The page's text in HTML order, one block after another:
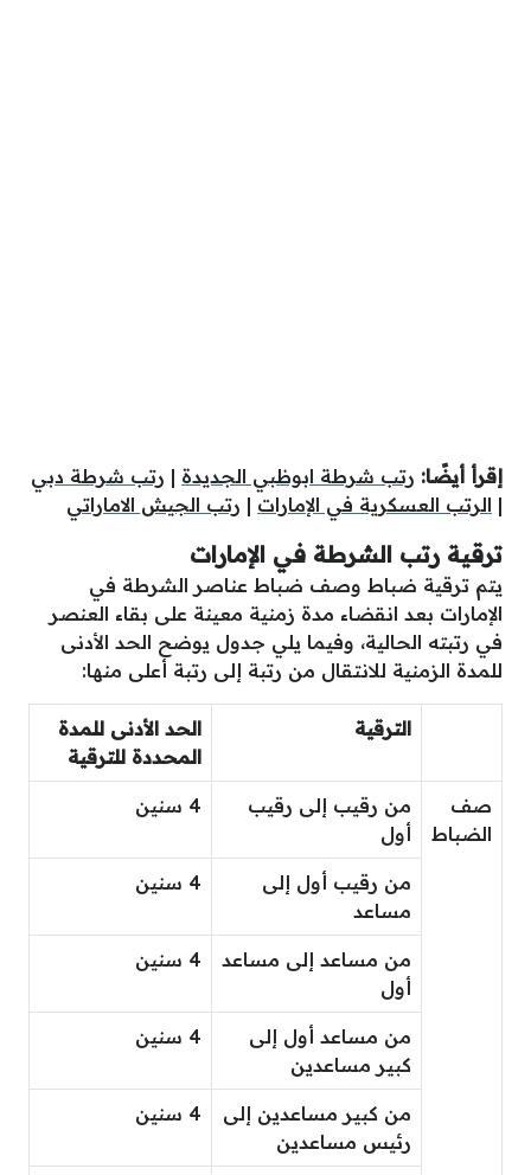
إقرأ أيضًا: رتب شرطة ابوظبي الجديدة | رتب شرطة دبي
| الرتب العسكرية في الإمارات | رتب الجيش الاماراتي
ترقية رتب الشرطة في الإمارات
يتم ترقية ضباط وصف ضباط عناصر الشرطة في
الإمارات بعد انقضاء مدة زمنية معينة على بقاء العنصر
في رتبته الحالية، وفيما يلي جدول يوضح الحد الأدنى
للمدة الزمنية للانتقال من رتبة إلى رتبة أعلى منها:
الترقية
الحد الأدنى للمدة
المحددة للترقية
صف
الضباط
من رقيب إلى رقيب
أول
4 سنين
من رقيب أول إلى
مساعد
4 سنين
من مساعد إلى مساعد
أول
4 سنين
من مساعد أول إلى
كبير مساعدين
4 سنين
من كبير مساعدين إلى
رئيس مساعدين
4 سنين